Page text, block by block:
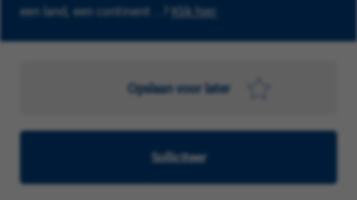
een land, een continent ...? Klik hier
Opslaan voor later
Solliciteer